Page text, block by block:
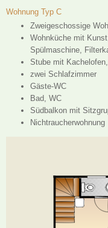
Wohnung Typ C
Zweigeschossige
Wohnküche mit
Spülmaschine,
Stube mit
zwei Schlafzimmer
Gäste-WC
Bad, WC
Südbalkon mit
Nichtraucherwohnung